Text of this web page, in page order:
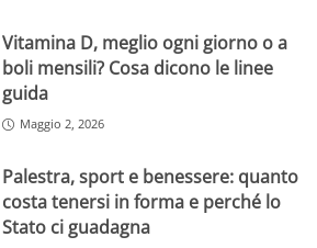
Vitamina D, meglio ogni giorno o a
boli mensili? Cosa dicono le linee
guida
Maggio 2, 2026
Palestra, sport e benessere: quanto
costa tenersi in forma e perché lo
Stato ci guadagna